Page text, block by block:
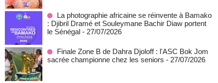
La photographie africaine se réinvente à Bamako
: Djibril Dramé et Souleymane Bachir Diaw portent
le Sénégal - 27/07/2026
Finale Zone B de Dahra Djoloff : l'ASC Bok Jom
sacrée championne chez les seniors - 27/07/2026